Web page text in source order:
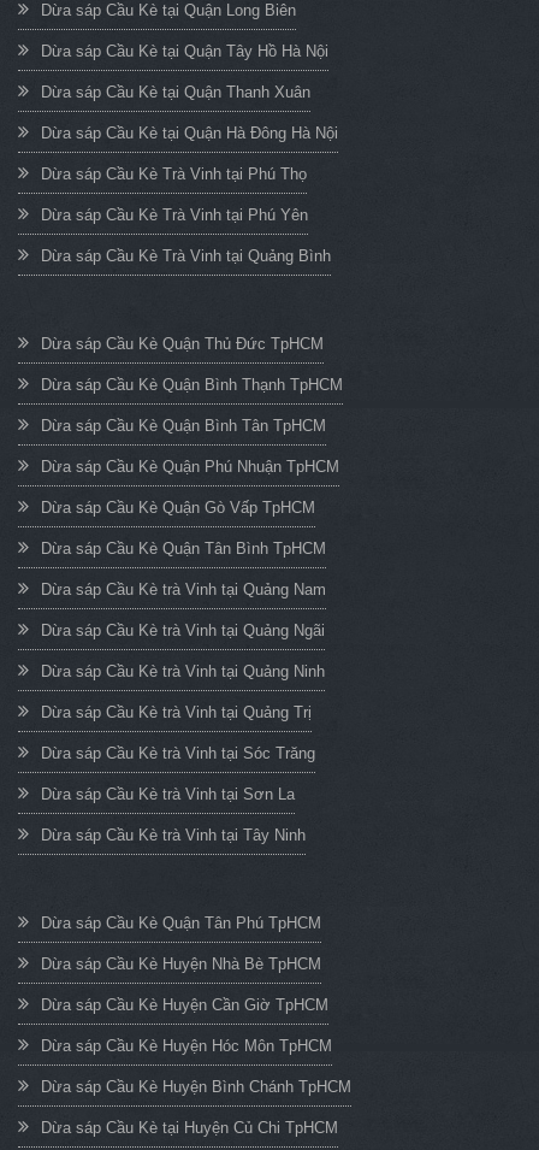
Dừa sáp Cầu Kè tại Quận Long Biên
Dừa sáp Cầu Kè tại Quận Tây Hồ Hà Nội
Dừa sáp Cầu Kè tại Quận Thanh Xuân
Dừa sáp Cầu Kè tại Quận Hà Đông Hà Nội
Dừa sáp Cầu Kè Trà Vinh tại Phú Thọ
Dừa sáp Cầu Kè Trà Vinh tại Phú Yên
Dừa sáp Cầu Kè Trà Vinh tại Quảng Bình
Dừa sáp Cầu Kè Quận Thủ Đức TpHCM
Dừa sáp Cầu Kè Quận Bình Thạnh TpHCM
Dừa sáp Cầu Kè Quận Bình Tân TpHCM
Dừa sáp Cầu Kè Quận Phú Nhuận TpHCM
Dừa sáp Cầu Kè Quận Gò Vấp TpHCM
Dừa sáp Cầu Kè Quận Tân Bình TpHCM
Dừa sáp Cầu Kè trà Vinh tại Quảng Nam
Dừa sáp Cầu Kè trà Vinh tại Quảng Ngãi
Dừa sáp Cầu Kè trà Vinh tại Quảng Ninh
Dừa sáp Cầu Kè trà Vinh tại Quảng Trị
Dừa sáp Cầu Kè trà Vinh tại Sóc Trăng
Dừa sáp Cầu Kè trà Vinh tại Sơn La
Dừa sáp Cầu Kè trà Vinh tại Tây Ninh
Dừa sáp Cầu Kè Quận Tân Phú TpHCM
Dừa sáp Cầu Kè Huyện Nhà Bè TpHCM
Dừa sáp Cầu Kè Huyện Cần Giờ TpHCM
Dừa sáp Cầu Kè Huyện Hóc Môn TpHCM
Dừa sáp Cầu Kè Huyện Bình Chánh TpHCM
Dừa sáp Cầu Kè tại Huyện Củ Chi TpHCM